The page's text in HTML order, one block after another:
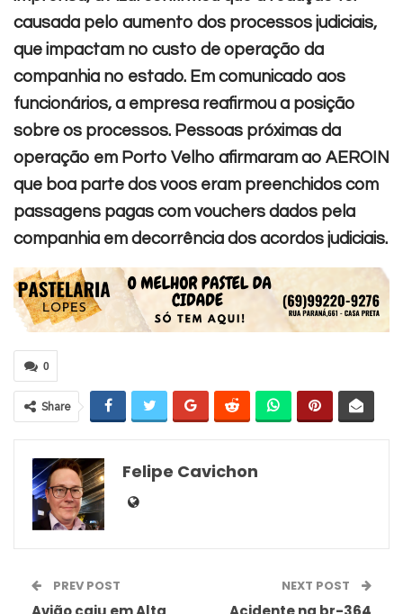
causada pelo aumento dos processos judiciais,
que impactam no custo de operação da
companhia no estado. Em comunicado aos
funcionários, a empresa reafirmou a posição
sobre os processos. Pessoas próximas da
operação em Porto Velho afirmaram ao AEROIN
que boa parte dos voos eram preenchidos com
passagens pagas com vouchers dados pela
companhia em decorrência dos acordos judiciais.
0
Share
Felipe Cavichon
PREV POST NEXT POST